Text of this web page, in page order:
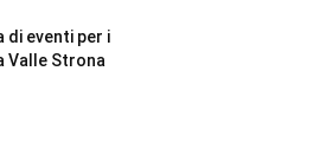
di eventi per i
Valle Strona